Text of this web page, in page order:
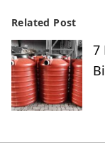
Related Post
7